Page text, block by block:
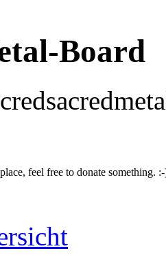
Board
feel free to donate something.